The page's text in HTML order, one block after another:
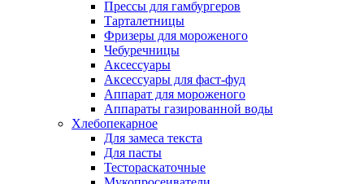
Прессы для гамбургеров
Тарталетницы
Фризеры для мороженого
Чебуречницы
Аксессуары
Аксессуары для фаст-фуд
Аппарат для мороженого
Аппараты газированной воды
Хлебопекарное
Для замеса текста
Для пасты
Тестораскаточные